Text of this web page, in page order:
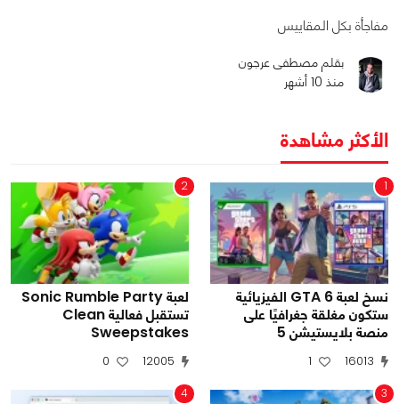
مفاجأة بكل المقاييس
بقلم مصطفى عرجون
منذ 10 أشهر
الأكثر مشاهدة
1
نسخ لعبة GTA 6 الفيزيائية
ستكون مغلقة جغرافيًا على
منصة بلايستيشن 5
16013
1
2
لعبة Sonic Rumble Party
تستقبل فعالية Clean
Sweepstakes
12005
0
3
4